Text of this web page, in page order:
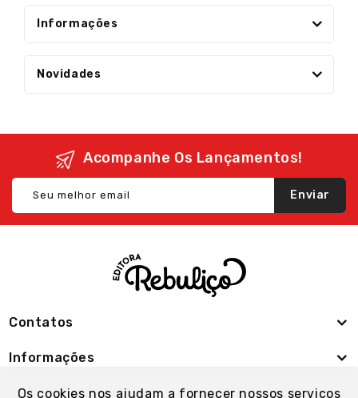
Os cookies nos ajudam a fornecer nossos serviços
Informações
Novidades
Acompanhe Os Lançamentos!
Enviar
Contatos
Informações
Minha Conta